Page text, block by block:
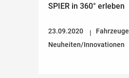
SPIER in 360° erleben
23.09.2020 Fahrzeuge
Neuheiten/Innovationen